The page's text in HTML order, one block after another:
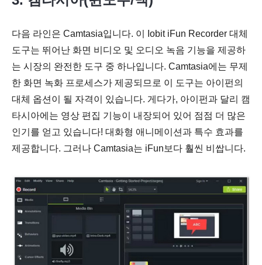
다음 라인은 Camtasia입니다. 이 Iobit iFun Recorder 대체
도구는 뛰어난 화면 비디오 및 오디오 녹음 기능을 제공하
는 시장의 완전한 도구 중 하나입니다. Camtasia에는 무제
한 화면 녹화 프로세스가 제공되므로 이 도구는 아이펀의
대체 옵션이 될 자격이 있습니다. 게다가, 아이펀과 달리 캠
타시아에는 영상 편집 기능이 내장되어 있어 점점 더 많은
인기를 얻고 있습니다! 대화형 애니메이션과 특수 효과를
제공합니다. 그러나 Camtasia는 iFun보다 훨씬 비쌉니다.